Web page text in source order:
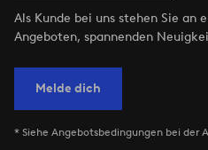
Als Kunde bei uns stehen Sie an
Angeboten, spannenden
Melde dich
* Siehe Angebotsbedingungen bei der